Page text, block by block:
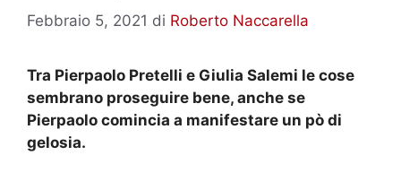
Febbraio 5, 2021 di Roberto Naccarella
Tra Pierpaolo Pretelli e Giulia Salemi le cose
sembrano proseguire bene, anche se
Pierpaolo comincia a manifestare un pò di
gelosia.